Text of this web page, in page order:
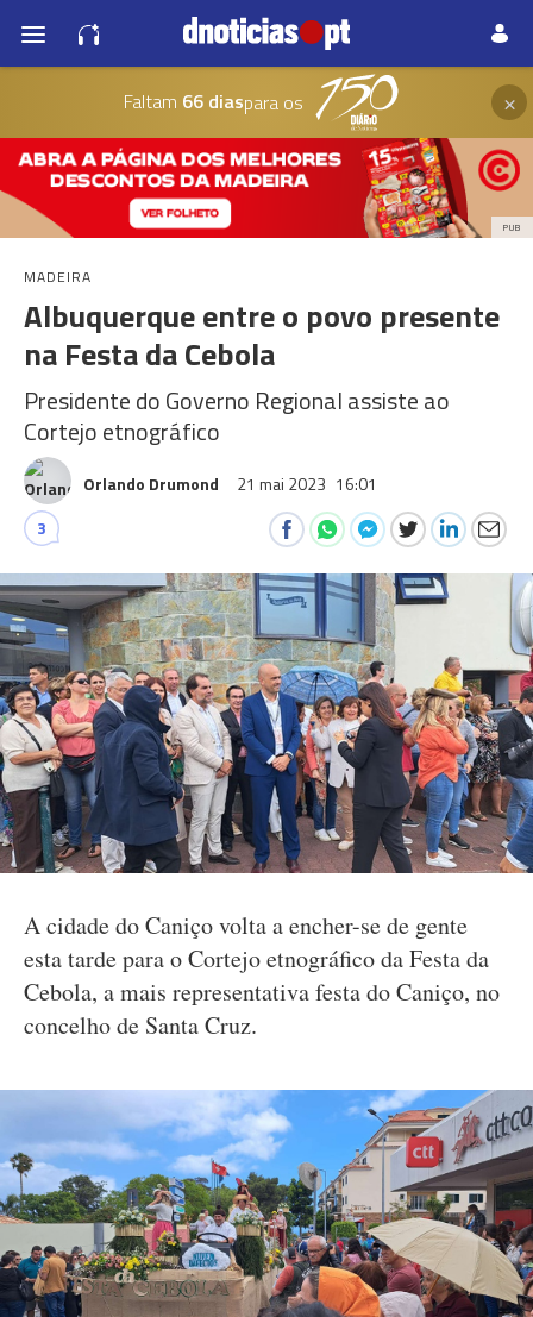
Faltam 66 diaspara os ×
PUB
MADEIRA
Albuquerque entre o povo presente
na Festa da Cebola
Presidente do Governo Regional assiste ao
Cortejo etnográfico
Orlando Drumond 21 mai 2023 16:01
3
A cidade do Caniço volta a encher-se de gente
esta tarde para o Cortejo etnográfico da Festa da
Cebola, a mais representativa festa do Caniço, no
concelho de Santa Cruz.